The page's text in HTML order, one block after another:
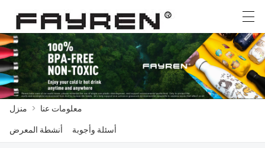
منزل
العربية Deutsch Ελληνική γλώσσα English
منزل > معلومات عنا
أنشطة المعرض
أسئلة وأجوبة